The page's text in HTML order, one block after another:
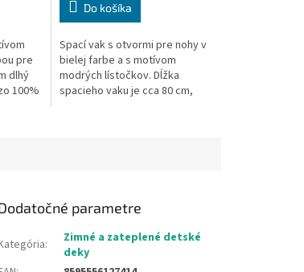
pre
dlhý
100%
Do košíka
Spací vak s otvormi pre nohy v
bielej farbe a s motívom
modrých lístočkov. Dĺžka
spacieho vaku je cca 80 cm,
parametre
:
Zimné a zateplené detské
deky